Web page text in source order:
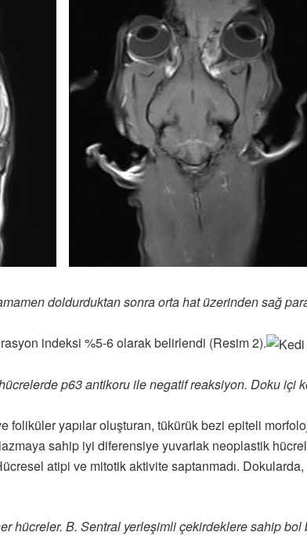
doldurduktan sonra orta hat üzerinden sağ
indeksi %5-6 olarak belirlendi (Resim 2).
p63 antikoru ile negatif reaksiyon. Doku içi
foliküler yapılar oluşturan, tükürük bezi epiteli
sahip iyi diferensiye yuvarlak neoplastik
atipi ve mitotik aktivite saptanmadı.
hücreler. B. Sentral yerleşimli çekirdeklere sahip